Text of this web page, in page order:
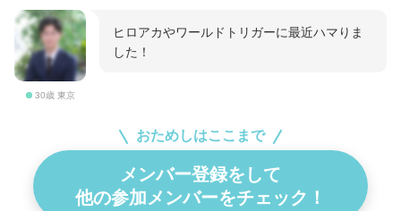
30歳 東京
ヒロアカやワールドトリガーに最近ハマりま
した！
おためしはここまで
メンバー登録をして
他の参加メンバーをチェック！